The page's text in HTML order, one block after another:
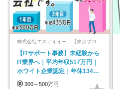
【ITサポート事務】未経験から
IT業界へ｜平均年収517万円｜
ホワイト企業認定｜年休134日
｜リモートOK
300～500万円